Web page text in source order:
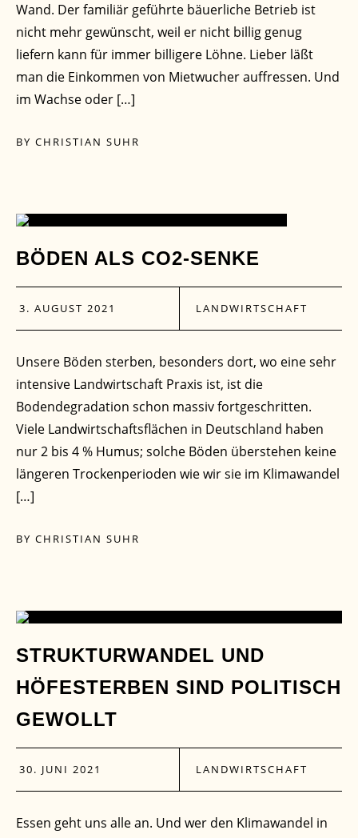
Wand. Der familiär geführte bäuerliche Betrieb ist
nicht mehr gewünscht, weil er nicht billig genug
liefern kann für immer billigere Löhne. Lieber läßt
man die Einkommen von Mietwucher auffressen. Und
im Wachse oder […]
BY CHRISTIAN SUHR
03
AUG.
BÖDEN ALS CO2-SENKE
3. AUGUST 2021 LANDWIRTSCHAFT
Unsere Böden sterben, besonders dort, wo eine sehr
intensive Landwirtschaft Praxis ist, ist die
Bodendegradation schon massiv fortgeschritten.
Viele Landwirtschaftsflächen in Deutschland haben
nur 2 bis 4 % Humus; solche Böden überstehen keine
längeren Trockenperioden wie wir sie im Klimawandel
[…]
BY CHRISTIAN SUHR
30
JUNI
STRUKTURWANDEL UND
HÖFESTERBEN SIND POLITISCH
GEWOLLT
30. JUNI 2021 LANDWIRTSCHAFT
Essen geht uns alle an. Und wer den Klimawandel in